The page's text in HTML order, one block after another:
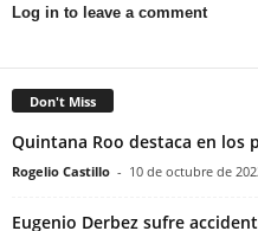
Log in to leave a comment
Don't Miss
Quintana Roo destaca en los
Rogelio Castillo - 10 de octubre de
Eugenio Derbez sufre